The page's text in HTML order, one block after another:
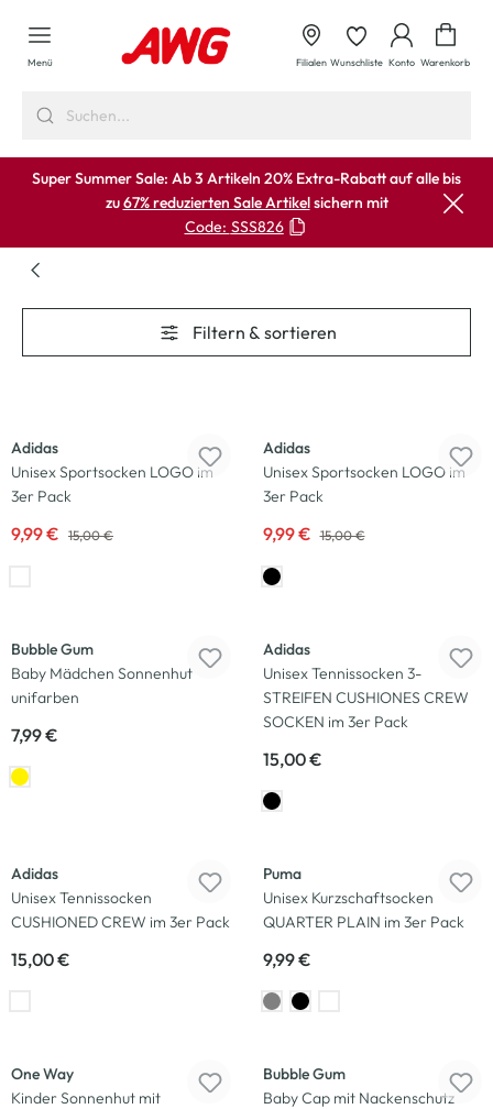
springen
Menü Filialen Wunschliste Konto Warenkorb
Super Summer Sale: Ab 3 Artikeln 20% Extra-Rabatt auf alle bis
zu67% reduzierten Sale Artikelsichern mit
Code: SSS826
Filtern & sortieren
Adidas
Unisex Sportsocken LOGO im
3er Pack
9,99 € 15,00 €
Adidas
Unisex Sportsocken LOGO im
3er Pack
9,99 € 15,00 €
Bubble Gum
Baby Mädchen Sonnenhut
unifarben
7,99 €
Adidas
Unisex Tennissocken 3-
STREIFEN CUSHIONES CREW
SOCKEN im 3er Pack
15,00 €
Adidas
Unisex Tennissocken
CUSHIONED CREW im 3er Pack
15,00 €
Puma
Unisex Kurzschaftsocken
QUARTER PLAIN im 3er Pack
9,99 €
One Way
Kinder Sonnenhut mit
Bubble Gum
Baby Cap mit Nackenschutz